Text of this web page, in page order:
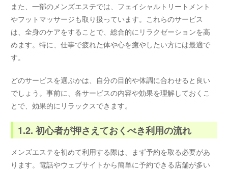
また、一部のメンズエステでは、フェイシャルトリートメント
やフットマッサージも取り扱っています。これらのサービス
は、全身のケアをすることで、総合的にリラクゼーションを高
めます。特に、仕事で疲れた体や心を癒やしたい方には最適で
す。
どのサービスを選ぶかは、自分の目的や体調に合わせると良い
でしょう。事前に、各サービスの内容や効果を理解しておくこ
とで、効果的にリラックスできます。
1.2. 初心者が押さえておくべき利用の流れ
メンズエステを初めて利用する際は、まず予約を取る必要があ
ります。電話やウェブサイトから簡単に予約できる店舗が多い